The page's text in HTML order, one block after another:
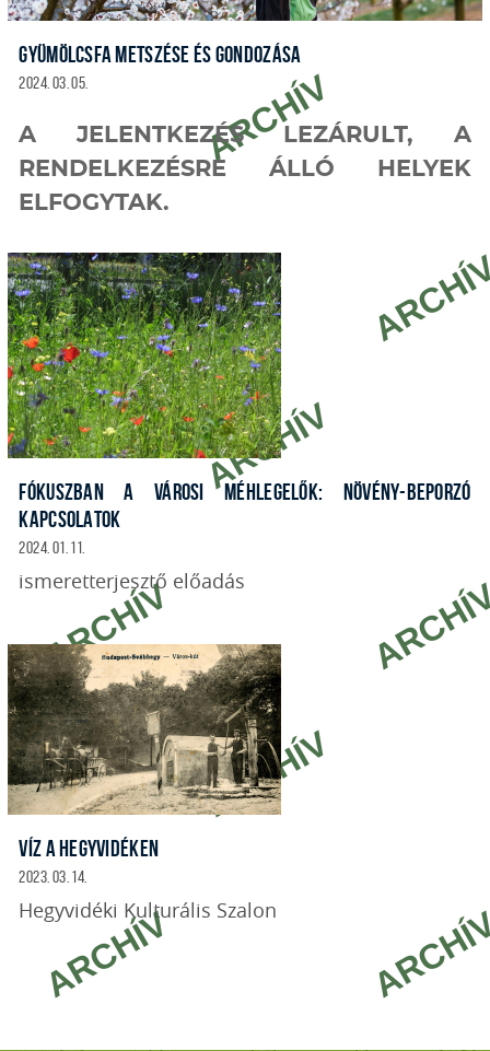
GYÜMÖLCSFA METSZÉSE ÉS GONDOZÁSA
2024. 03. 05.
A JELENTKEZÉS LEZÁRULT, A
RENDELKEZÉSRE ÁLLÓ HELYEK
ELFOGYTAK.
FÓKUSZBAN A VÁROSI MÉHLEGELŐK: NÖVÉNY-BEPORZÓ
KAPCSOLATOK
2024. 01. 11.
ismeretterjesztő előadás
VÍZ A HEGYVIDÉKEN
2023. 03. 14.
Hegyvidéki Kulturális Szalon